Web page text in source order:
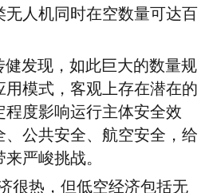
无人机同时在空数量可达百
健发现，如此巨大的数量规
模式，客观上存在潜在的
度影响运行主体安全效
公共安全、航空安全，给
严峻挑战。
很热，但低空经济包括无